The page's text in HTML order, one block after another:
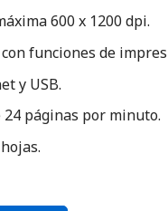
600 x 1200 dpi.
funciones de
y USB.
páginas por minuto.